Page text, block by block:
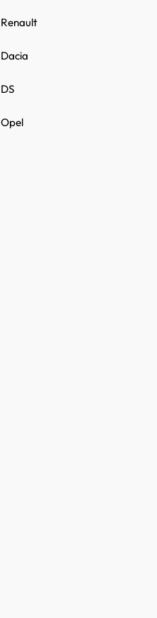
DS
Opel
Renault
Dacia